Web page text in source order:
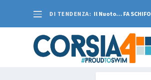
DI TENDENZA: Il Nuoto… FA SCHIFO